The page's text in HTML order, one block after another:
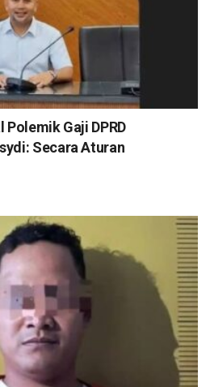
Polemik Gaji DPRD
Secara Aturan